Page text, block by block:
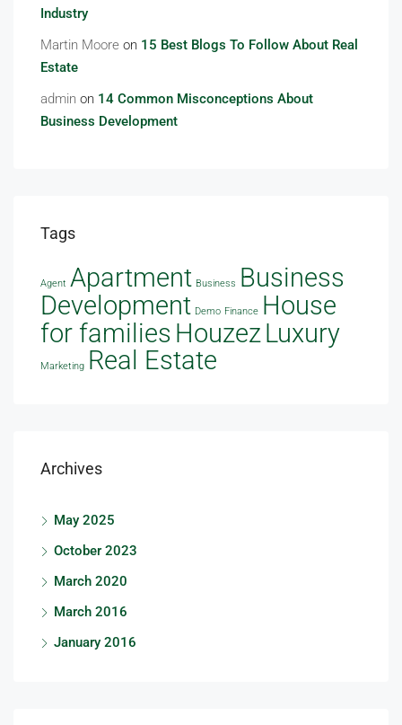
Industry
Martin Moore on 15 Best Blogs To Follow About Real
Estate
admin on 14 Common Misconceptions About
Business Development
Tags
Agent Apartment Business Business
Development Demo Finance House
for families HouzezLuxury
Marketing Real Estate
Archives
May 2025
October 2023
March 2020
March 2016
January 2016